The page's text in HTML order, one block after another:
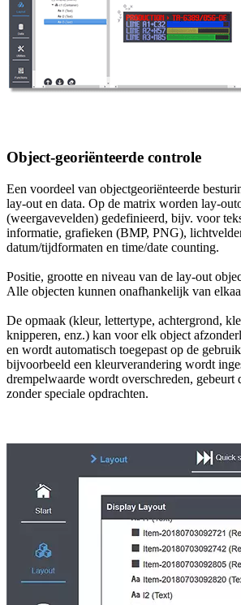
Object-georiënteerde controle
Een voordeel van objectgeoriënteerde
lay-out en data. Op de matrix worden lay-
(weergavevelden) gedefinieerd, bijv. voor
informatie, grafieken (BMP, PNG),
datum/tijdformaten en time/date counting.
Positie, grootte en niveau van de lay-out
Alle objecten kunnen onafhankelijk van
De opmaak (kleur, lettertype, achtergrond,
knipperen, enz.) kan voor elk object
en wordt automatisch toegepast op de
bijvoorbeeld een kleurverandering wordt
drempelwaarde wordt overschreden, gebeurt
zonder speciale opdrachten.